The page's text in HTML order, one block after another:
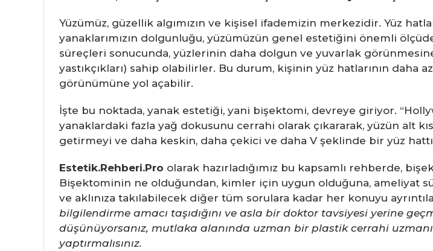
Yüzümüz, güzellik algımızın ve kişisel ifademizin merkezidir. Yüz
yanaklarımızın dolgunluğu, yüzümüzün genel estetiğini önemli
süreçleri sonucunda, yüzlerinin daha dolgun ve yuvarlak
yastıkçıkları) sahip olabilirler. Bu durum, kişinin yüz hatlarının daha
görünümüne yol açabilir.
İşte bu noktada, yanak estetiği, yani bişektomi, devreye giriyor.
yanaklardaki fazla yağ dokusunu cerrahi olarak çıkararak, yüzün alt
getirmeyi ve daha keskin, daha çekici ve daha V şeklinde bir yüz
Estetik.Rehberi.Pro olarak hazırladığımız bu kapsamlı rehberde,
Bişektominin ne olduğundan, kimler için uygun olduğuna, ameliyat
ve aklınıza takılabilecek diğer tüm sorulara kadar her konuyu
bilgilendirme amacı taşıdığını ve asla bir doktor tavsiyesi yerine
düşünüyorsanız, mutlaka alanında uzman bir plastik cerrahi
yaptırmalısınız.